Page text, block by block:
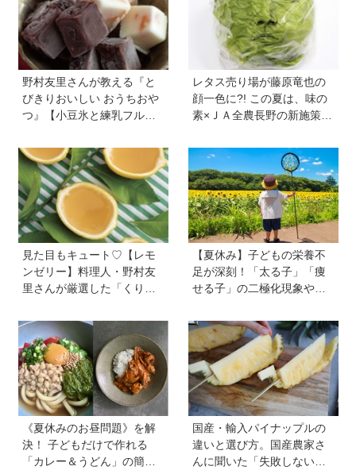
野村友里さんが教える『と
びきりおいしい おうちおや
つ』【小豆氷と練乳フルー
り！ 小学生でもお手伝いで
きる
レタス売り場が藤原竜也の
顔一色に?! この夏は、味の
素×ＪＡ全農長野の新施策
タス料理の幅が広がる『レ
タス瞬間消滅レシピ』も便
利
見た目もキュート♡【レモ
ンゼリー】料理人・野村友
里さんが厳選した「くり返
から夏にピッタリなレシピ
をピックアップ
【夏休み】子どもの栄養不
足が深刻！「太る子」「痩
せる子」の二極化現象や、
決のカギは1日3回のたんぱ
く質と、発酵食品＆乾物の
活用《専門家監修》
《夏休みのお昼問題》を解
決！ 子どもだけで作れる
「カレー＆うどん」の簡単
国産・輸入パイナップルの
違いと選び方。国産農家さ
んに聞いた「失敗しない見